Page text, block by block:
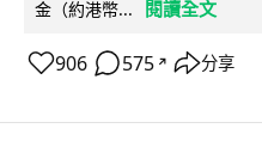
金（約港幣...
閱讀全文
906 575 ↗ 分享